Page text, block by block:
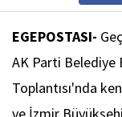
EGEPOSTASI-
AK Parti Belediye
Toplantısı'nda